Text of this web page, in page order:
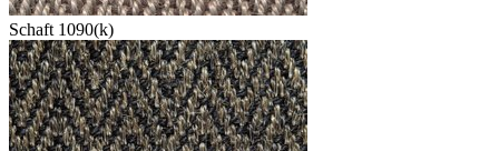
Schaft 1090(k)